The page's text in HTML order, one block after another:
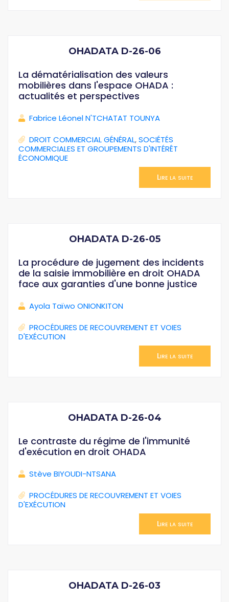
OHADATA D-26-06
La dématérialisation des valeurs
mobilières dans l'espace OHADA :
actualités et perspectives
Fabrice Léonel N'TCHATAT TOUNYA
DROIT COMMERCIAL GÉNÉRAL,SOCIÉTÉS
COMMERCIALES ET GROUPEMENTS D'INTÉRÊT
ÉCONOMIQUE
Lire la suite
OHADATA D-26-05
La procédure de jugement des incidents
de la saisie immobilière en droit OHADA
face aux garanties d'une bonne justice
Ayola Taïwo ONIONKITON
PROCÉDURES DE RECOUVREMENT ET VOIES
D'EXÉCUTION
Lire la suite
OHADATA D-26-04
Le contraste du régime de l'immunité
d'exécution en droit OHADA
Stève BIYOUDI-NTSANA
PROCÉDURES DE RECOUVREMENT ET VOIES
D'EXÉCUTION
Lire la suite
OHADATA D-26-03